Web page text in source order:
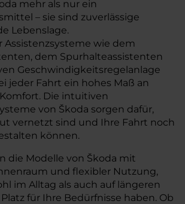
mehr als nur ein
– sie sind zuverlässige
Lebenslage.
Assistenzsysteme wie dem
dem Spurhalteassistenten
Geschwindigkeitsregelanlage
jeder Fahrt ein hohes Maß an
Die intuitiven
von Škoda sorgen dafür,
vernetzt sind und Ihre Fahrt noch
können.
die Modelle von Škoda mit
und flexibler Nutzung,
im Alltag als auch auf längeren
für Ihre Bedürfnisse haben. Ob